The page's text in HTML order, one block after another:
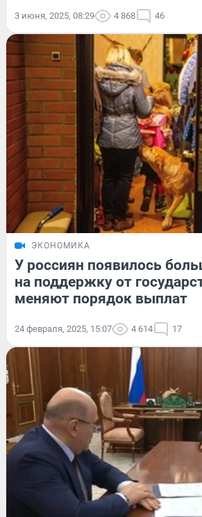
3 июня, 2025, 08:29 4 868 46
ЭКОНОМИКА
У россиян появилось
на поддержку от
меняют порядок выплат
24 февраля, 2025, 15:07 4 614 17